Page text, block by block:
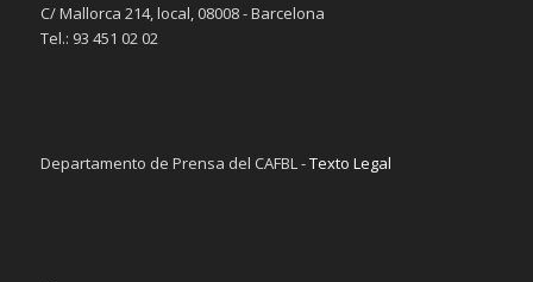
C/ Mallorca 214, local, 08008 - Barcelona
Tel.: 93 451 02 02
Departamento de Prensa del CAFBL -Texto Legal